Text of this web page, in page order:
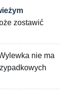
zostawić
nie ma